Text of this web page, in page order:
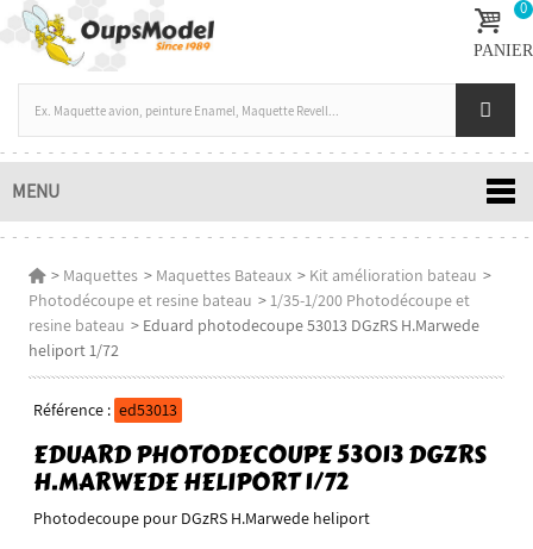
0
PANIER
MENU
> Maquettes > Maquettes Bateaux > Kit amélioration bateau >
Photodécoupe et resine bateau >1/35-1/200 Photodécoupe et
resine bateau > Eduard photodecoupe 53013 DGzRS H.Marwede
heliport 1/72
Référence : ed53013
EDUARD PHOTODECOUPE 53013 DGZRS
H.MARWEDE HELIPORT 1/72
Photodecoupe pour DGzRS H.Marwede heliport